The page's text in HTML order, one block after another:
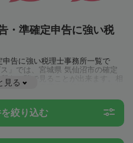
・準確定申告に強い税
告に強い税理士事務所一覧で
」では、宮城県 気仙沼市の確定
を一覧で見ることが出来ます。相
度近隣の税理士に相談してみまし
見る
絞り込む